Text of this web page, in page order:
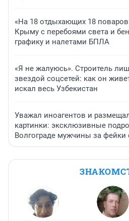
«На 18 отдыхающих 18
Крыму с перебоями света и
графику и налетами БПЛА
«Я не жалуюсь». Строитель
звездой соцсетей: как он
искал весь Узбекистан
Уважал иноагентов и
картинки: эксклюзивные
Волгограде мужчины за фейки